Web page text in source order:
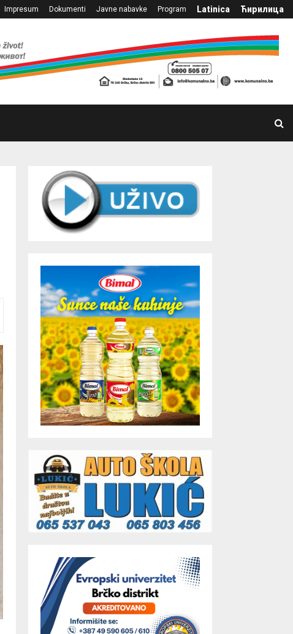
Impresum Dokumenti Javne nabavke Program Latinica Ћирилица